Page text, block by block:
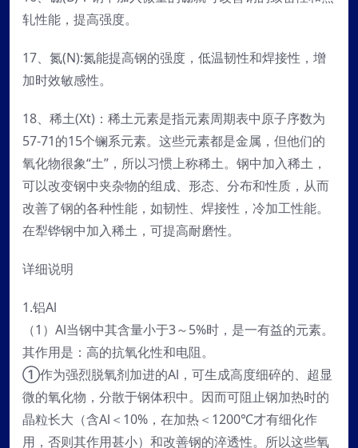
轧性能，提高强度。
17、氮(N):氮能提高钢的强度，低温韧性和焊接性，增
加时效敏感性。
18、稀土(Xt)：稀土元素是指元素周期表中原子序数为
57-71的15个镧系元素。这些元素都是金属，但他们的
氧化物很象“土”，所以习惯上称稀土。钢中加入稀土，
可以改变钢中夹杂物的组成、形态、分布和性质，从而
改善了钢的各种性能，如韧性、焊接性，冷加工性能。
在犁铧钢中加入稀土，可提高耐磨性。
详细说明
1.铝Al
（1）Al当钢中其含量小于3～5%时，是一有益的元素。
其作用是：高的抗氧化性和电阻。
①作为强烈脱氧剂加进的Al，可生成高度细碎的、超显
微的氧化物，分散于钢体积中。因而可阻止钢加热时的
晶粒长大（含Al＜10%，在加热＜1200℃才有细化作
用，否则其作用甚小）和改善钢的淬透性。所以这些氧